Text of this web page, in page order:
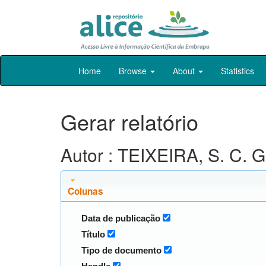
Skip
Home Browse About Statistics
Gerar relatório
Autor : TEIXEIRA, S. C.
Colunas
Data de publicação
Título
Tipo de documento